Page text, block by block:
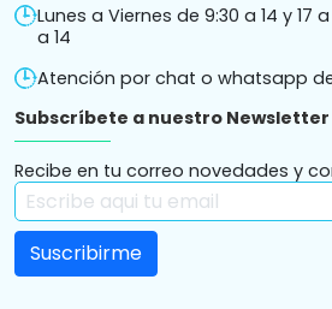
Lunes a Viernes de 9:30 a 14 y 17
a 14
Atención por chat o whatsapp de
Subscríbete a nuestro Newsletter
Recibe en tu correo novedades y